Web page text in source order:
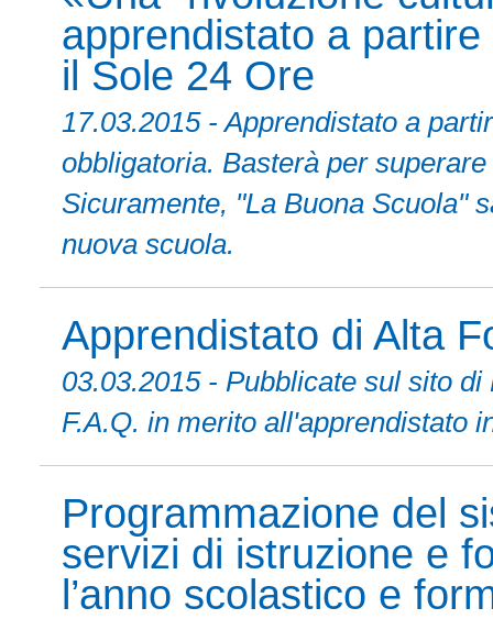
apprendistato a
il Sole 24 Ore
17.03.2015 - Apprendistato a
obbligatoria. Basterà per
Sicuramente, "La Buona Scuola"
nuova scuola.
Apprendistato di Alta
03.03.2015 - Pubblicate sul sito
F.A.Q. in merito all'apprendistato
Programmazione del
servizi di istruzione e
l’anno scolastico e